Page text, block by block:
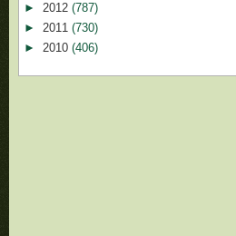
► 2012 (787)
► 2011 (730)
► 2010 (406)